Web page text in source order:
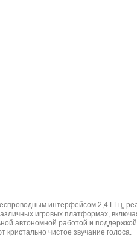
интерфейсом 2,4 ГГц,
игровых платформах,
автономной работой и
чистое звучание голоса.